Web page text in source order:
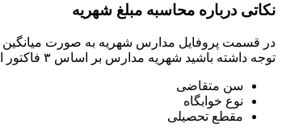
نکاتی درباره محاسبه مبلغ شهریه
در قسمت پروفایل مدارس شهریه به صورت
توجه داشته باشید شهریه مدارس بر اساس ۳ فاکتور اصلی محاسبه می‌شود.
سن متقاضی
نوع خوابگاه
مقطع تحصیلی